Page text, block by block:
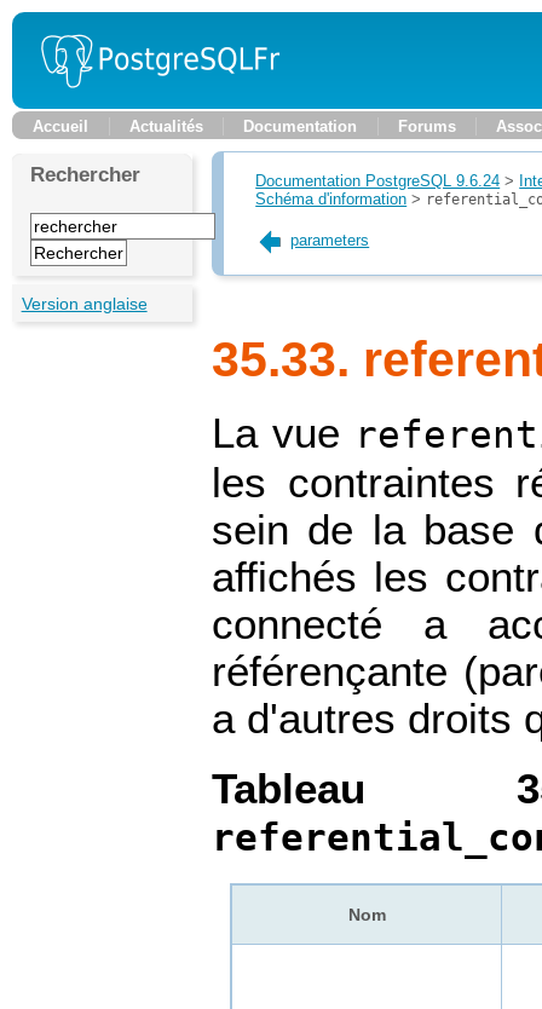
Accueil Actualités Documentation Forums
Rechercher
Version anglaise
Documentation PostgreSQL 9.6.24 >
Schéma d'information >
parameters
35.33.
La vue
les contraintes
sein de la base
affichés les
connecté a
référençante
a d'autres droits
Tableau
Nom